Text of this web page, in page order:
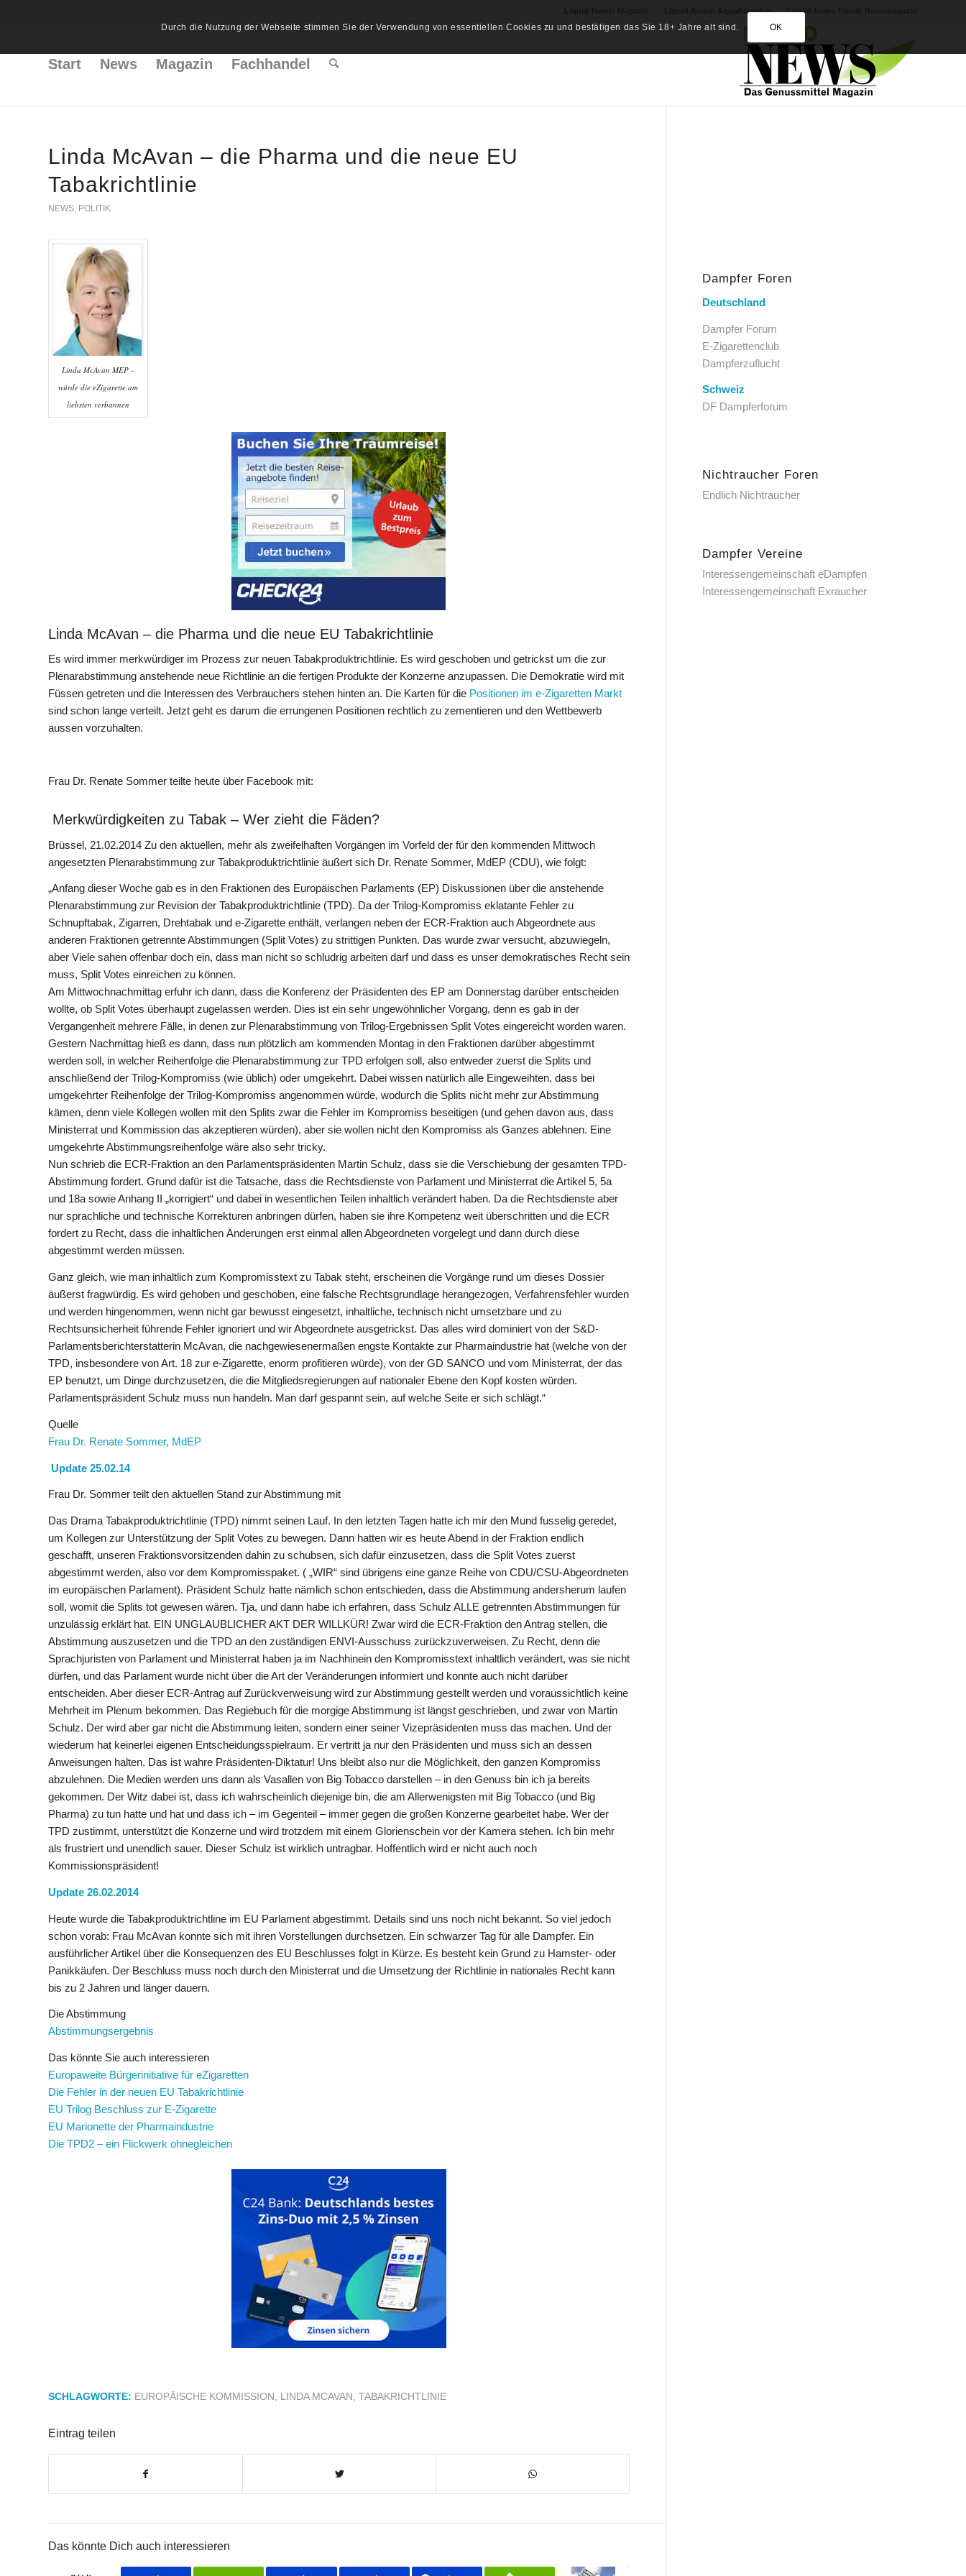
Liquid-News: AquaRatgeber Liquid-News Travel: Reisemagazin
Start News Magazin Fachhandel
Linda McAvan – die Pharma und die neue EU
Tabakrichtlinie
NEWS, POLITIK
Linda McAvan MEP –
würde die eZigarette am
liebsten verbannen
Linda McAvan – die Pharma und die neue EU Tabakrichtlinie
Es wird immer merkwürdiger im Prozess zur neuen Tabakproduktrichtlinie. Es wird geschoben und getrickst um die zur
Plenarabstimmung anstehende neue Richtlinie an die fertigen Produkte der Konzerne anzupassen. Die Demokratie wird mit
Füssen getreten und die Interessen des Verbrauchers stehen hinten an. Die Karten für die Positionen im e-Zigaretten Markt
sind schon lange verteilt. Jetzt geht es darum die errungenen Positionen rechtlich zu zementieren und den Wettbewerb
aussen vorzuhalten.
Frau Dr. Renate Sommer teilte heute über Facebook mit:
Merkwürdigkeiten zu Tabak – Wer zieht die Fäden?
Brüssel, 21.02.2014 Zu den aktuellen, mehr als zweifelhaften Vorgängen im Vorfeld der für den kommenden Mittwoch
angesetzten Plenarabstimmung zur Tabakproduktrichtlinie äußert sich Dr. Renate Sommer, MdEP (CDU), wie folgt:
„Anfang dieser Woche gab es in den Fraktionen des Europäischen Parlaments (EP) Diskussionen über die anstehende
Plenarabstimmung zur Revision der Tabakproduktrichtlinie (TPD). Da der Trilog-Kompromiss eklatante Fehler zu
Schnupftabak, Zigarren, Drehtabak und e-Zigarette enthält, verlangen neben der ECR-Fraktion auch Abgeordnete aus
anderen Fraktionen getrennte Abstimmungen (Split Votes) zu strittigen Punkten. Das wurde zwar versucht, abzuwiegeln,
aber Viele sahen offenbar doch ein, dass man nicht so schludrig arbeiten darf und dass es unser demokratisches Recht sein
muss, Split Votes einreichen zu können.
Am Mittwochnachmittag erfuhr ich dann, dass die Konferenz der Präsidenten des EP am Donnerstag darüber entscheiden
wollte, ob Split Votes überhaupt zugelassen werden. Dies ist ein sehr ungewöhnlicher Vorgang, denn es gab in der
Vergangenheit mehrere Fälle, in denen zur Plenarabstimmung von Trilog-Ergebnissen Split Votes eingereicht worden waren.
Gestern Nachmittag hieß es dann, dass nun plötzlich am kommenden Montag in den Fraktionen darüber abgestimmt
werden soll, in welcher Reihenfolge die Plenarabstimmung zur TPD erfolgen soll, also entweder zuerst die Splits und
anschließend der Trilog-Kompromiss (wie üblich) oder umgekehrt. Dabei wissen natürlich alle Eingeweihten, dass bei
umgekehrter Reihenfolge der Trilog-Kompromiss angenommen würde, wodurch die Splits nicht mehr zur Abstimmung
kämen, denn viele Kollegen wollen mit den Splits zwar die Fehler im Kompromiss beseitigen (und gehen davon aus, dass
Ministerrat und Kommission das akzeptieren würden), aber sie wollen nicht den Kompromiss als Ganzes ablehnen. Eine
umgekehrte Abstimmungsreihenfolge wäre also sehr tricky.
Nun schrieb die ECR-Fraktion an den Parlamentspräsidenten Martin Schulz, dass sie die Verschiebung der gesamten TPD-
Abstimmung fordert. Grund dafür ist die Tatsache, dass die Rechtsdienste von Parlament und Ministerrat die Artikel 5, 5a
und 18a sowie Anhang II „korrigiert“ und dabei in wesentlichen Teilen inhaltlich verändert haben. Da die Rechtsdienste aber
nur sprachliche und technische Korrekturen anbringen dürfen, haben sie ihre Kompetenz weit überschritten und die ECR
fordert zu Recht, dass die inhaltlichen Änderungen erst einmal allen Abgeordneten vorgelegt und dann durch diese
abgestimmt werden müssen.
Ganz gleich, wie man inhaltlich zum Kompromisstext zu Tabak steht, erscheinen die Vorgänge rund um dieses Dossier
äußerst fragwürdig. Es wird gehoben und geschoben, eine falsche Rechtsgrundlage herangezogen, Verfahrensfehler wurden
und werden hingenommen, wenn nicht gar bewusst eingesetzt, inhaltliche, technisch nicht umsetzbare und zu
Rechtsunsicherheit führende Fehler ignoriert und wir Abgeordnete ausgetrickst. Das alles wird dominiert von der S&D-
Parlamentsberichterstatterin McAvan, die nachgewiesenermaßen engste Kontakte zur Pharmaindustrie hat (welche von der
TPD, insbesondere von Art. 18 zur e-Zigarette, enorm profitieren würde), von der GD SANCO und vom Ministerrat, der das
EP benutzt, um Dinge durchzusetzen, die die Mitgliedsregierungen auf nationaler Ebene den Kopf kosten würden.
Parlamentspräsident Schulz muss nun handeln. Man darf gespannt sein, auf welche Seite er sich schlägt.“
Quelle
Frau Dr. Renate Sommer, MdEP
Update 25.02.14
Frau Dr. Sommer teilt den aktuellen Stand zur Abstimmung mit
Das Drama Tabakproduktrichtlinie (TPD) nimmt seinen Lauf. In den letzten Tagen hatte ich mir den Mund fusselig geredet,
um Kollegen zur Unterstützung der Split Votes zu bewegen. Dann hatten wir es heute Abend in der Fraktion endlich
geschafft, unseren Fraktionsvorsitzenden dahin zu schubsen, sich dafür einzusetzen, dass die Split Votes zuerst
abgestimmt werden, also vor dem Kompromisspaket. ( „WIR“ sind übrigens eine ganze Reihe von CDU/CSU-Abgeordneten
im europäischen Parlament). Präsident Schulz hatte nämlich schon entschieden, dass die Abstimmung andersherum laufen
soll, womit die Splits tot gewesen wären. Tja, und dann habe ich erfahren, dass Schulz ALLE getrennten Abstimmungen für
unzulässig erklärt hat. EIN UNGLAUBLICHER AKT DER WILLKÜR! Zwar wird die ECR-Fraktion den Antrag stellen, die
Abstimmung auszusetzen und die TPD an den zuständigen ENVI-Ausschuss zurückzuverweisen. Zu Recht, denn die
Sprachjuristen von Parlament und Ministerrat haben ja im Nachhinein den Kompromisstext inhaltlich verändert, was sie nicht
dürfen, und das Parlament wurde nicht über die Art der Veränderungen informiert und konnte auch nicht darüber
entscheiden. Aber dieser ECR-Antrag auf Zurückverweisung wird zur Abstimmung gestellt werden und voraussichtlich keine
Mehrheit im Plenum bekommen. Das Regiebuch für die morgige Abstimmung ist längst geschrieben, und zwar von Martin
Schulz. Der wird aber gar nicht die Abstimmung leiten, sondern einer seiner Vizepräsidenten muss das machen. Und der
wiederum hat keinerlei eigenen Entscheidungsspielraum. Er vertritt ja nur den Präsidenten und muss sich an dessen
Anweisungen halten. Das ist wahre Präsidenten-Diktatur! Uns bleibt also nur die Möglichkeit, den ganzen Kompromiss
abzulehnen. Die Medien werden uns dann als Vasallen von Big Tobacco darstellen – in den Genuss bin ich ja bereits
gekommen. Der Witz dabei ist, dass ich wahrscheinlich diejenige bin, die am Allerwenigsten mit Big Tobacco (und Big
Pharma) zu tun hatte und hat und dass ich – im Gegenteil – immer gegen die großen Konzerne gearbeitet habe. Wer der
TPD zustimmt, unterstützt die Konzerne und wird trotzdem mit einem Glorienschein vor der Kamera stehen. Ich bin mehr
als frustriert und unendlich sauer. Dieser Schulz ist wirklich untragbar. Hoffentlich wird er nicht auch noch
Kommissionspräsident!
Update 26.02.2014
Heute wurde die Tabakproduktrichtline im EU Parlament abgestimmt. Details sind uns noch nicht bekannt. So viel jedoch
schon vorab: Frau McAvan konnte sich mit ihren Vorstellungen durchsetzen. Ein schwarzer Tag für alle Dampfer. Ein
ausführlicher Artikel über die Konsequenzen des EU Beschlusses folgt in Kürze. Es besteht kein Grund zu Hamster- oder
Panikkäufen. Der Beschluss muss noch durch den Ministerrat und die Umsetzung der Richtlinie in nationales Recht kann
bis zu 2 Jahren und länger dauern.
Die Abstimmung
Abstimmungsergebnis
Das könnte Sie auch interessieren
Europaweite Bürgerinitiative für eZigaretten
Die Fehler in der neuen EU Tabakrichtlinie
EU Trilog Beschluss zur E-Zigarette
EU Marionette der Pharmaindustrie
Die TPD2 – ein Flickwerk ohnegleichen
SCHLAGWORTE: EUROPÄISCHE KOMMISSION LINDA MCAVAN TABAKRICHTLINIE
Eintrag teilen
Das könnte Dich auch interessieren
Dampfer Foren
Deutschland
Dampfer Forum
E-Zigarettenclub
Dampferzuflucht
Schweiz
DF Dampferforum
Nichtraucher Foren
Endlich Nichtraucher
Dampfer Vereine
Interessengemeinschaft eDampfen
Interessengemeinschaft Exraucher
Durch die Nutzung der Webseite stimmen Sie der Verwendung von essentiellen Cookies zu und bestätigen das Sie 18+ Jahre alt sind. OK